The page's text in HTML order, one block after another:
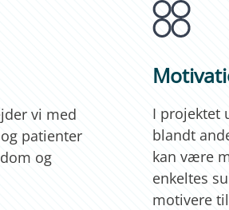
vi med
patienter
og
I projektet
blandt
kan være
enkeltes
motivere